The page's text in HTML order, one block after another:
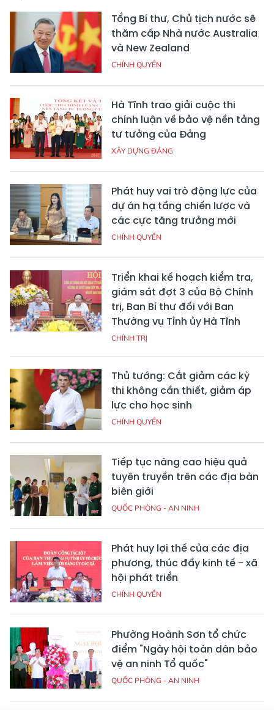
Tổng Bí thư, Chủ tịch nước sẽ
thăm cấp Nhà nước Australia
và New Zealand
CHÍNH QUYỀN
Hà Tĩnh trao giải cuộc thi
chính luận về bảo vệ nền tảng
tư tưởng của Đảng
XÂY DỰNG ĐẢNG
Phát huy vai trò động lực của
dự án hạ tầng chiến lược và
các cực tăng trưởng mới
CHÍNH QUYỀN
Triển khai kế hoạch kiểm tra,
giám sát đợt 3 của Bộ Chính
trị, Ban Bí thư đối với Ban
Thường vụ Tỉnh ủy Hà Tĩnh
CHÍNH TRỊ
Thủ tướng: Cắt giảm các kỳ
thi không cần thiết, giảm áp
lực cho học sinh
CHÍNH QUYỀN
Tiếp tục nâng cao hiệu quả
tuyên truyền trên các địa bàn
biên giới
QUỐC PHÒNG - AN NINH
Phát huy lợi thế của các địa
phương, thúc đẩy kinh tế - xã
hội phát triển
CHÍNH QUYỀN
Phường Hoành Sơn tổ chức
điểm "Ngày hội toàn dân bảo
vệ an ninh Tổ quốc"
QUỐC PHÒNG - AN NINH